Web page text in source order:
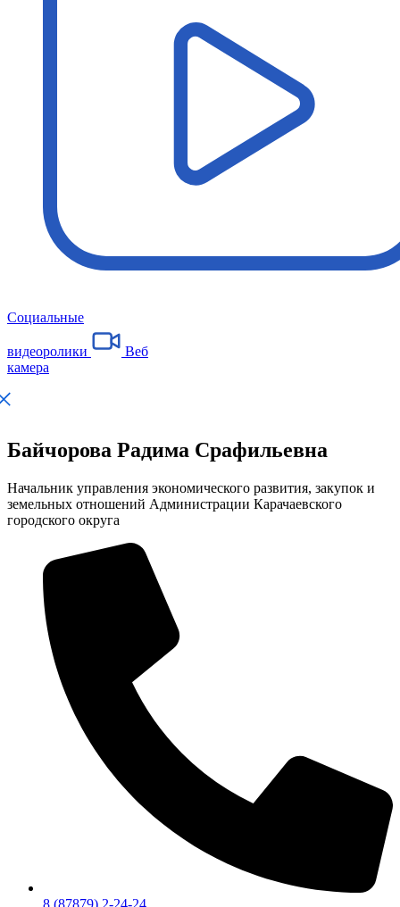
Социальные
видеоролики
Веб
камера
Байчорова Радима Срафильевна
Начальник управления экономического развития, закупок и
земельных отношений Администрации Карачаевского
городского округа
8 (87879) 2-24-24